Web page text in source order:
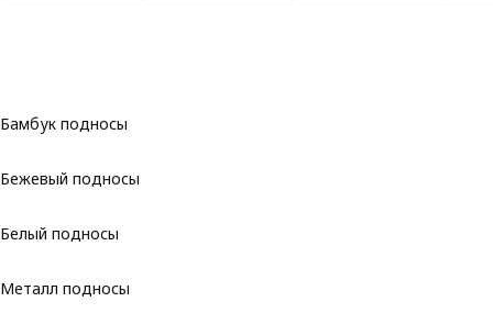
Бамбук подносы
Бежевый подносы
Белый подносы
Металл подносы